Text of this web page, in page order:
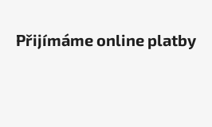
Přijímáme online platby